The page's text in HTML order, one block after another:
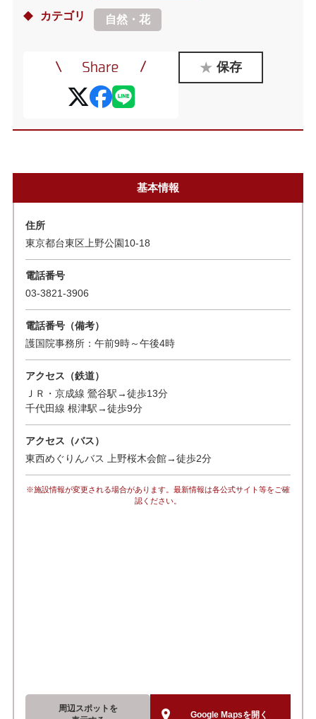
カテゴリ 自然・花
保存
基本情報
住所
東京都台東区上野公園10-18
電話番号
03-3821-3906
電話番号（備考）
護国院事務所：午前9時～午後4時
アクセス（鉄道）
ＪＲ・京成線 鶯谷駅→徒歩13分
千代田線 根津駅→徒歩9分
アクセス（バス）
東西めぐりんバス 上野桜木会館→徒歩2分
※施設情報が変更される場合があります。最新情報は各公式サイト等をご確
認ください。
周辺スポットを
Google Mapsを開く